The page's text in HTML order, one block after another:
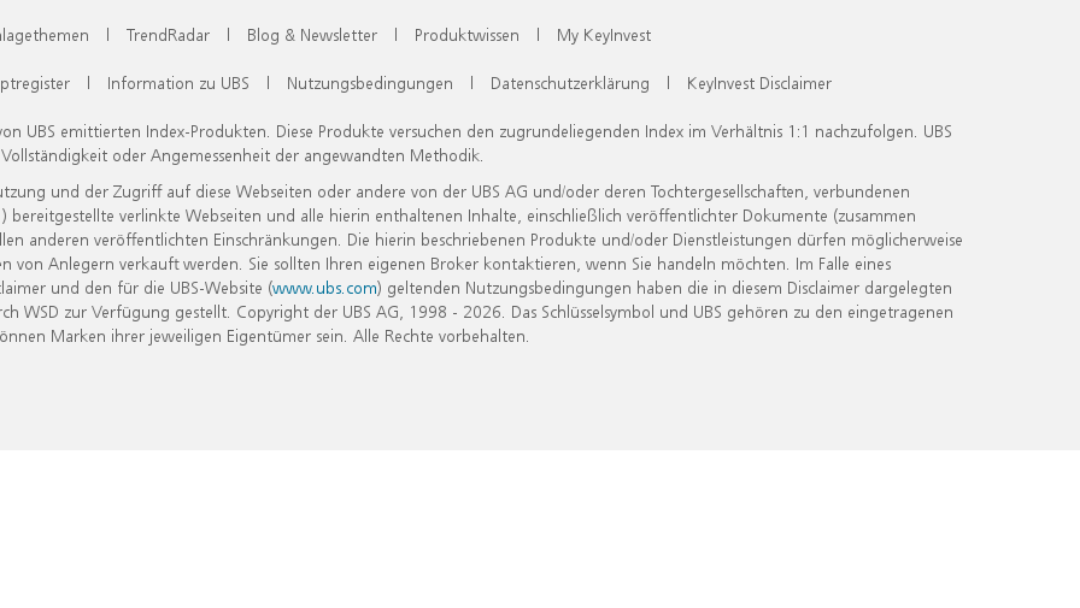
| TrendRadar | Blog & Newsletter | Produktwissen | My KeyInvest
| Information zu UBS | Nutzungsbedingungen | Datenschutzerklärung | KeyInvest Disclaimer
UBS emittierten Index-Produkten. Diese Produkte versuchen den zugrundeliegenden Index im Verhältnis 1:1 nachzufolgen. UBS
oder Angemessenheit der angewandten Methodik.
und der Zugriff auf diese Webseiten oder andere von der UBS AG und/oder deren Tochtergesellschaften, verbundenen
verlinkte Webseiten und alle hierin enthaltenen Inhalte, einschließlich veröffentlichter Dokumente (zusammen
anderen veröffentlichten Einschränkungen. Die hierin beschriebenen Produkte und/oder Dienstleistungen dürfen möglicherweise
Anlegern verkauft werden. Sie sollten Ihren eigenen Broker kontaktieren, wenn Sie handeln möchten. Im Falle eines
und den für die UBS-Website (www.ubs.com) geltenden Nutzungsbedingungen haben die in diesem Disclaimer dargelegten
zur Verfügung gestellt. Copyright der UBS AG, 1998 - 2026. Das Schlüsselsymbol und UBS gehören zu den eingetragenen
Marken ihrer jeweiligen Eigentümer sein. Alle Rechte vorbehalten.